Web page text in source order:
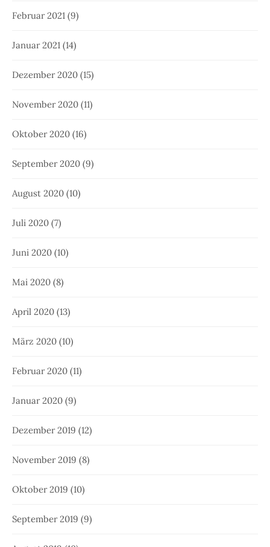
Februar 2021 (9)
Januar 2021 (14)
Dezember 2020 (15)
November 2020 (11)
Oktober 2020 (16)
September 2020 (9)
August 2020 (10)
Juli 2020 (7)
Juni 2020 (10)
Mai 2020 (8)
April 2020 (13)
März 2020 (10)
Februar 2020 (11)
Januar 2020 (9)
Dezember 2019 (12)
November 2019 (8)
Oktober 2019 (10)
September 2019 (9)